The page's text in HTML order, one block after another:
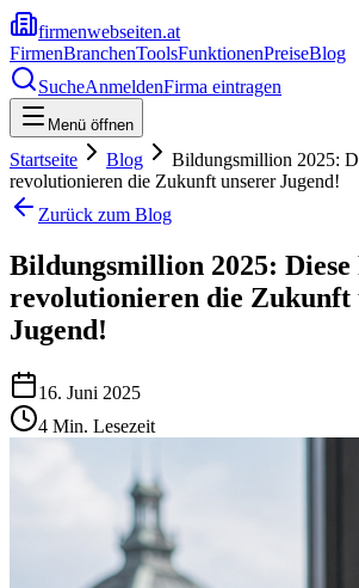
firmenwebseiten.at
FirmenBranchenToolsFunktionenPreiseBlog
SucheAnmeldenFirma eintragen
Menü öffnen
Startseite Blog
Bildungsmillion 2025:
revolutionieren die Zukunft unserer Jugend!
Zurück zum Blog
Bildungsmillion 2025:
revolutionieren die Zukunft
Jugend!
16. Juni 2025
4 Min. Lesezeit